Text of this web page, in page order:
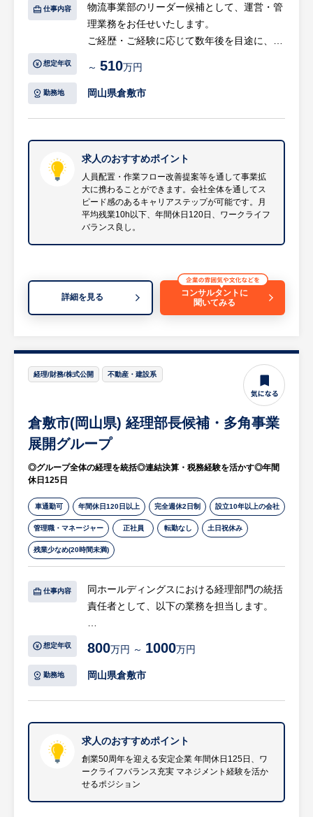
○働きやすい環境
・車通勤可、社員食堂・食事補助、ベネフィ
ット・ワン加入など福利厚生も充実していま
す。
仕事内容
物流事業部のリーダー候補として、運営・管
理業務をお任せいたします。
ご経歴・ご経験に応じて数年後を目途に、事
します。
・作業計画に応じた人員配置
・水島IC倉庫の業務改善（作業フロー見直
し、設備導入など）
・既存先との関係深耕（営業チームと同行）
・部下育成
等
※詳細は面談時にお伝えします
【HUREX求人担当コメント】
・同社は、国内企業または個人事業主向けに
発送代行サービスを営む会社です。
のある業務に携わることができます。
・少数精鋭の会社であることから、会社全体
を通してスピード感のあるキャリアステップ
が可能です。
・月平均残業10h以下、年間休日120日であ
想定年収 ～ 510万円
勤務地 岡山県倉敷市
求人のおすすめポイント
人員配置・作業フロー改善提案等を通して事業拡
大に携わることができます。会社全体を通してス
ピード感のあるキャリアステップが可能です。月
平均残業10h以下、年間休日120日、ワークライフ
バランス良し。
詳細を見る
コンサルタントに
聞いてみる
経理/財務/株式公開 不動産・建設系
倉敷市(岡山県) 経理部長候補・多角事業
展開グループ
◎グループ全体の経理を統括◎連結決算・税務経験を活かす◎年間
休日125日
車通勤可 年間休日120日以上 完全週休2日制 設立10年以上の会社
管理職・マネージャー 正社員 転勤なし 土日祝休み
残業少なめ(20時間未満)
仕事内容
同ホールディングスにおける経理部門の統括
責任者として、以下の業務を担当します。
・グループ全体の管理会計、財務、税務業務
の統括
・営業管理業務のフォローアップ
※詳細は面談時にお伝えします
【HUREX求人担当コメント】
想定年収 800万円 ～ 1000万円
勤務地 岡山県倉敷市
求人のおすすめポイント
創業50周年を迎える安定企業 年間休日125日、ワ
ークライフバランス充実 マネジメント経験を活か
せるポジション